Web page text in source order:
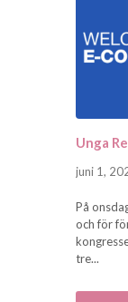
Unga
juni 1,
På
och för
tre...